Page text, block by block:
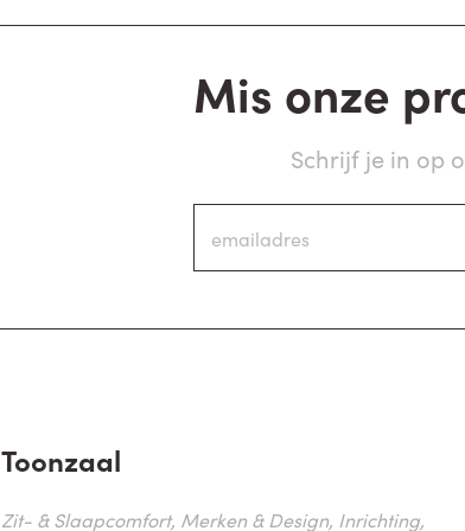
Mis onze
Schrijf je in op
Toonzaal
Zit- & Slaapcomfort, Merken & Design, Inrichting,